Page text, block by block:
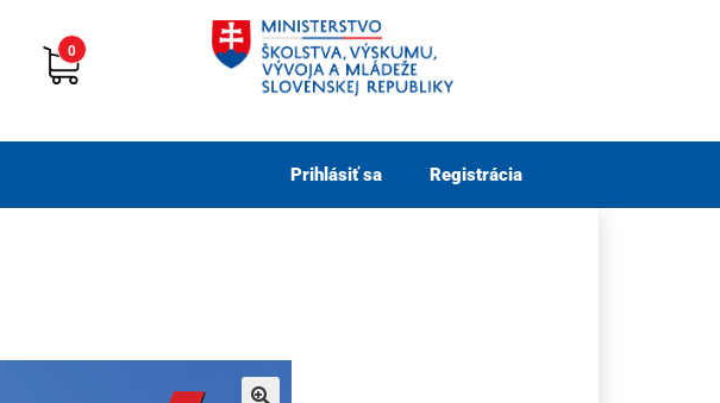
0
Prihlásiť sa Registrácia